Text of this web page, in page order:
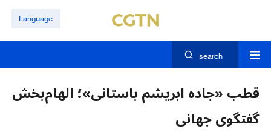
Language
search
قطب «جاده ابریشم باستانی»؛ الهام‌بخش
گفتگوی جهانی